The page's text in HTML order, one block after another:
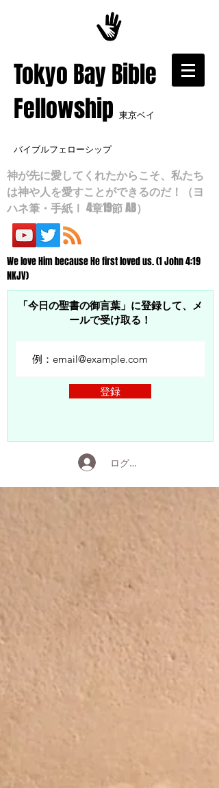
​Tokyo Bay Bible
Fellowship 東京ベイ
バイブルフェローシップ
神が先に愛してくれたからこそ、私たち
は神や人を愛すことができるのだ！（ヨ
ハネ筆・手紙Ⅰ 4章19節 AB）
We love Him because He first loved us. (1 John 4:19
NKJV)
「今日の聖書の御言葉」に登録して、メ
ールで受け取る！
登録
ログイン